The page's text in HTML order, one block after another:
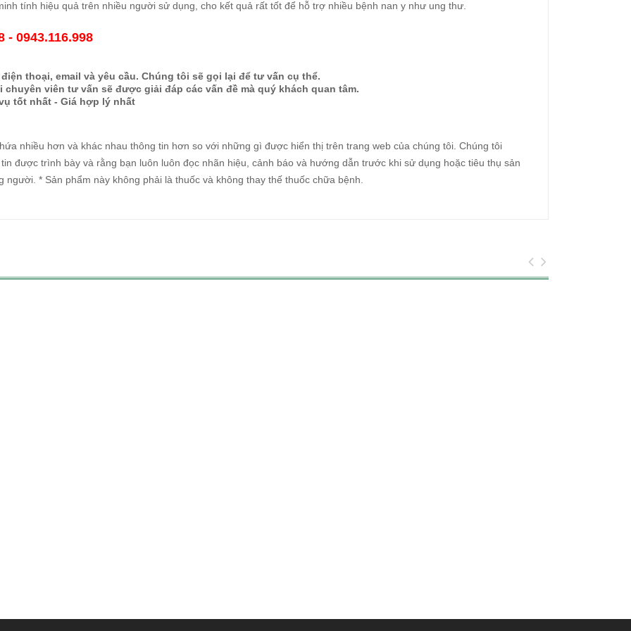
tính hiệu quả trên nhiều người sử dụng, cho kết quả rất tốt để hỗ trợ nhiều bệnh nan y như ung thư.
- 0943.116.998
thoại, email và yêu cầu. Chúng tôi sẽ gọi lại để tư vấn cụ thể.
viên tư vấn sẽ được giải đáp các vấn đề mà quý khách quan tâm.
tốt nhất - Giá hợp lý nhất
nhiều hơn và khác nhau thông tin hơn so với những gì được hiển thị trên trang web của chúng tôi. Chúng tôi
được trình bày và rằng bạn luôn luôn đọc nhãn hiệu, cảnh báo và hướng dẫn trước khi sử dụng hoặc tiêu thụ sản
* Sản phẩm này không phải là thuốc và không thay thế thuốc chữa bệnh.